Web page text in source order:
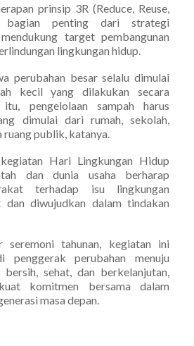
prinsip 3R (Reduce, Reuse,
bagian penting dari strategi
target pembangunan
lingkungan hidup.
perubahan besar selalu dimulai
kecil yang dilakukan secara
pengelolaan sampah harus
dimulai dari rumah, sekolah,
publik, katanya.
Hari Lingkungan Hidup
dan dunia usaha berharap
terhadap isu lingkungan
dan diwujudkan dalam tindakan
seremoni tahunan, kegiatan ini
penggerak perubahan menuju
sehat, dan berkelanjutan,
komitmen bersama dalam
masa depan.